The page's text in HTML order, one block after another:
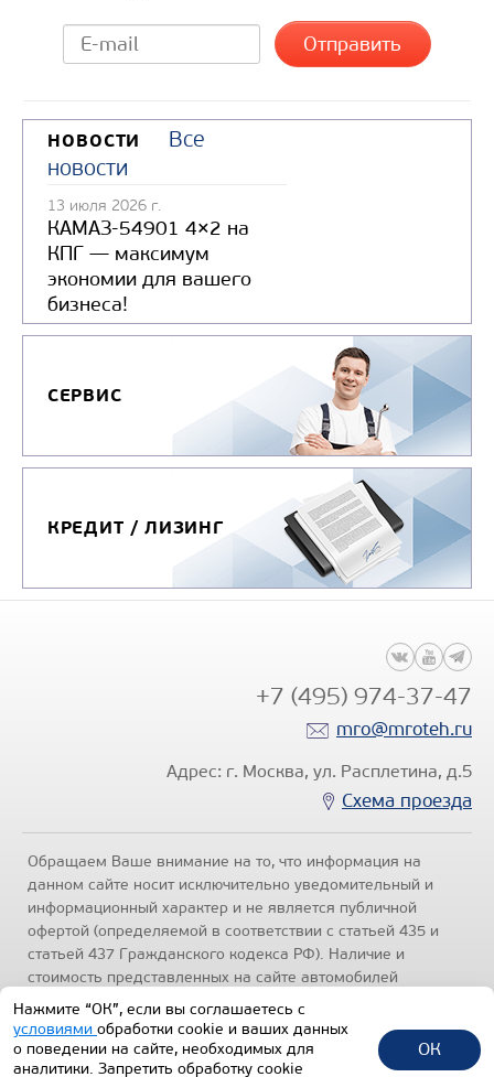
НОВОСТИ
Все
новости
13 июля 2026 г.
КАМАЗ-54901 4×2 на
КПГ — максимум
экономии для вашего
бизнеса!
СЕРВИС
КРЕДИТ / ЛИЗИНГ
+7 (495) 974-37-47
mro@mroteh.ru
Адрес: г. Москва, ул. Расплетина, д.5
Схема проезда
Обращаем Ваше внимание на то, что информация на
данном сайте носит исключительно уведомительный и
информационный характер и не является публичной
офертой (определяемой в соответствии с статьей 435 и
статьей 437 Гражданского кодекса РФ). Наличие и
стоимость представленных на сайте автомобилей
уточняйте по телефонам отделов продаж, представленных
в разделе "Контакты" настоящего ресурса.
конфиденциальности.
Нажмите “ОК”, если вы соглашаетесь с
условиями обработки cookie и ваших данных
о поведении на сайте, необходимых для
аналитики. Запретить обработку cookie
ОК